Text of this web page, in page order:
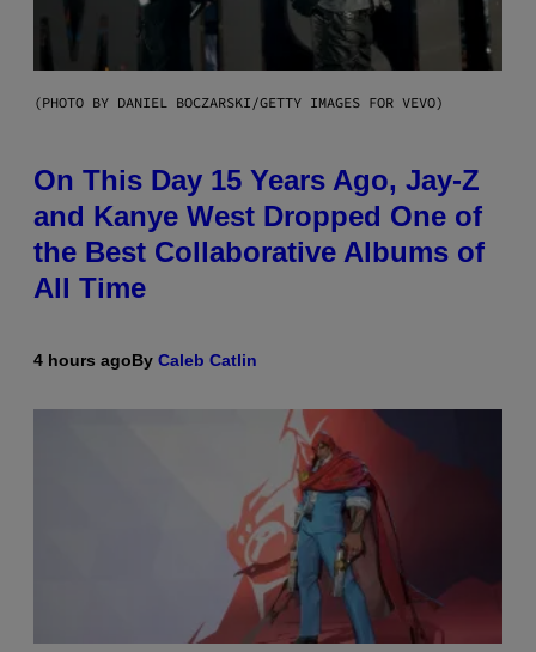
(PHOTO BY DANIEL BOCZARSKI/GETTY IMAGES FOR VEVO)
On This Day 15 Years Ago, Jay-Z
and Kanye West Dropped One of
the Best Collaborative Albums of
All Time
4 hours agoBy Caleb Catlin